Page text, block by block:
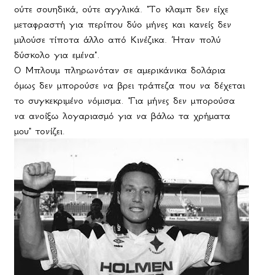
ούτε σουηδικά, ούτε αγγλικά. "Το κλαμπ δεν είχε
μεταφραστή για περίπου δύο μήνες και κανείς δεν
μιλούσε τίποτα άλλο από Κινέζικα. Ήταν πολύ
δύσκολο για εμένα".
Ο Μπλουμ πληρωνόταν σε αμερικάνικα δολάρια
όμως δεν μπορούσε να βρει τράπεζα που να δέχεται
το συγκεκριμένο νόμισμα. "Για μήνες δεν μπορούσα
να ανοίξω λογαριασμό για να βάλω τα χρήματα
μου" τονίζει.